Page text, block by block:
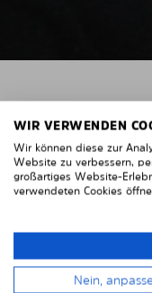
WIR VERWENDEN
Wir können diese zur
Website zu verbessern,
großartiges Website-
verwendeten Cookies
Nein,